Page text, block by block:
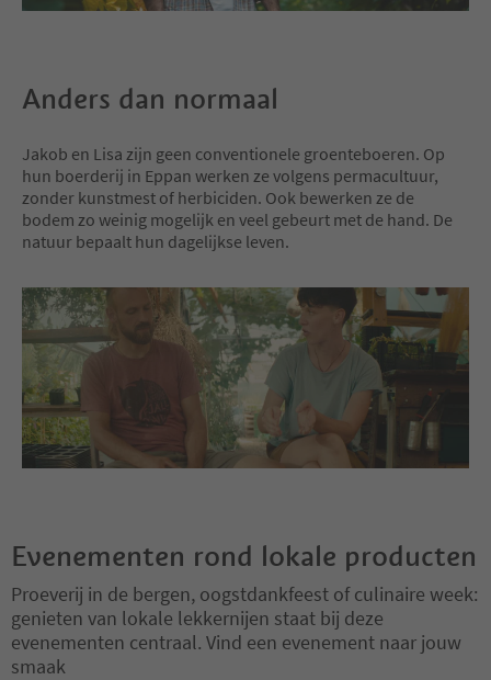
Anders dan normaal
Jakob en Lisa zijn geen conventionele groenteboeren. Op
hun boerderij in Eppan werken ze volgens permacultuur,
zonder kunstmest of herbiciden. Ook bewerken ze de
bodem zo weinig mogelijk en veel gebeurt met de hand. De
natuur bepaalt hun dagelijkse leven.
Evenementen rond lokale producten
Proeverij in de bergen, oogstdankfeest of culinaire week:
genieten van lokale lekkernijen staat bij deze
evenementen centraal. Vind een evenement naar jouw
smaak